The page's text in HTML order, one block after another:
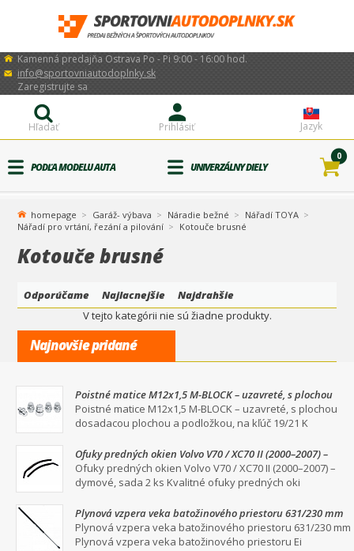
Kamenná predajňa Ostrava Po - Pi 9:00 - 16:00 hod.
info@sportovniautodoplnky.sk
Jazyk
Prihlásiť
Zaregistrujte sa
Hľadať
PODĽA MODELU AUTA UNIVERZÁLNY DIELY
0
homepage Garáž- výbava Náradie bežné
Nářadí TOYA
Nářadí pro vrtání, řezání a pilování
Kotouče brusné
Kotouče brusné
Odporúčame Najlacnejšie
Najdrahšie
V tejto kategórii nie sú žiadne produkty.
Najnovšie pridané
Poistné matice M12x1,5 M-BLOCK – uzavreté, s plochou
dosadacou plochou a podložkou, na kľúč 19/21
Poistné matice M12x1,5 M-BLOCK – uzavreté, s plochou
dosadacou plochou a podložkou, na kľúč 19/21 K
Ofuky predných okien Volvo V70 / XC70 II (2000–2007) –
dymové, sada 2 ks
Ofuky predných okien Volvo V70 / XC70 II (2000–2007) –
dymové, sada 2 ks Kvalitné ofuky predných oki
Plynová vzpera veka batožinového priestoru 631/230 mm
Plynová vzpera veka batožinového priestoru 631/230 mm
Plynová vzpera veka batožinového priestoru Ei